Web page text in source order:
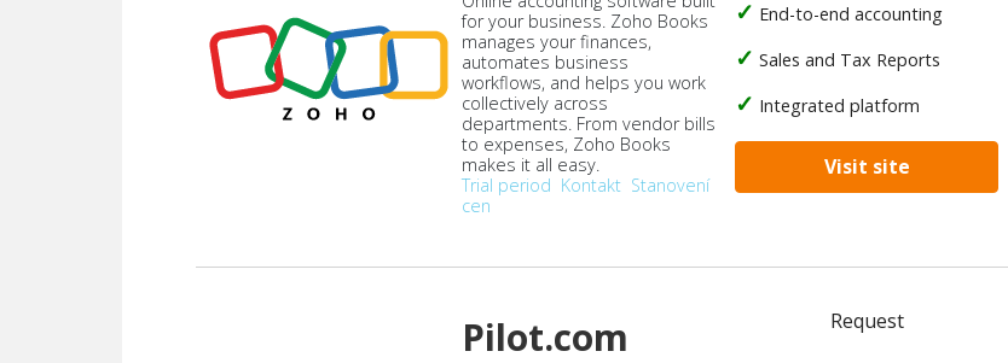
for your business. Zoho Books
manages your finances,
automates business
workflows, and helps you work
collectively across
departments. From vendor bills
to expenses, Zoho Books
makes it all easy.
Trial period Kontakt Stanovení
cen
End-to-end accounting
Sales and Tax Reports
Integrated platform
Visit site
Pilot.com Request